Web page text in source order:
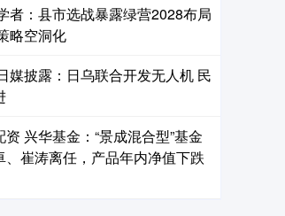
者：县市选战暴露绿营2028布局
略空洞化
媒披露：日乌联合开发无人机 民
兴华基金：“景成混合型”基金
、崔涛离任，产品年内净值下跌